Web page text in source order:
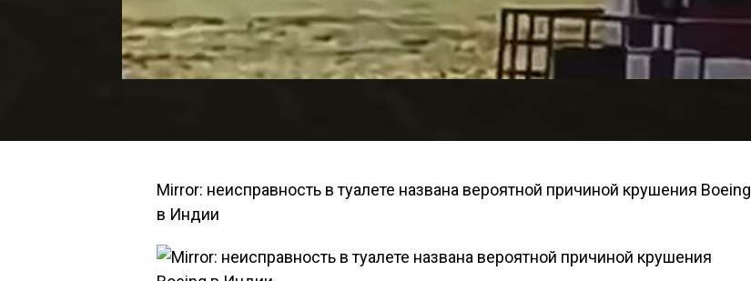
Mirror: неисправность в туалете названа вероятной причиной крушения Boeing
в Индии